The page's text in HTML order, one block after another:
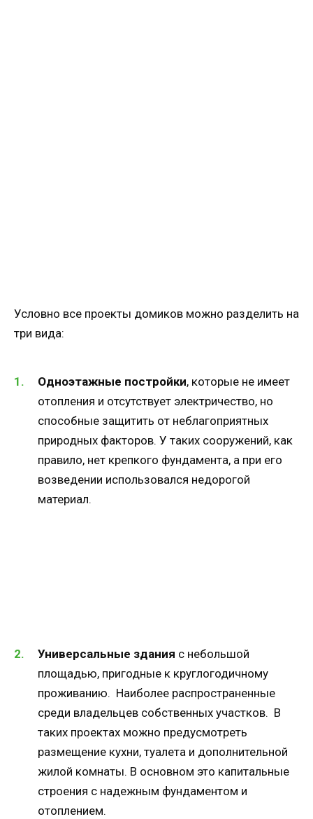
Условно все проекты домиков можно разделить на
три вида:
Одноэтажные постройки, которые не имеет
отопления и отсутствует электричество, но
способные защитить от неблагоприятных
природных факторов. У таких сооружений, как
правило, нет крепкого фундамента, а при его
возведении использовался недорогой
материал.
Универсальные здания с небольшой
площадью, пригодные к круглогодичному
проживанию. Наиболее распространенные
среди владельцев собственных участков. В
таких проектах можно предусмотреть
размещение кухни, туалета и дополнительной
жилой комнаты. В основном это капитальные
строения с надежным фундаментом и
отоплением.